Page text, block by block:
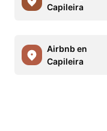
Capileira
Airbnb en
Capileira